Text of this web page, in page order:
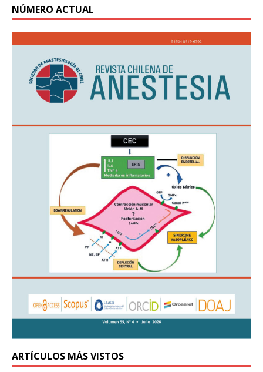
NÚMERO ACTUAL
ARTÍCULOS MÁS VISTOS